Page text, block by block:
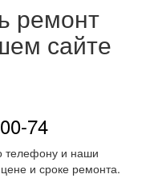
ремонт
сайте
74
телефону и наши
и сроке ремонта.